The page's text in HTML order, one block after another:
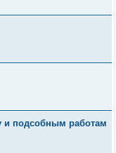
и подсобным работам